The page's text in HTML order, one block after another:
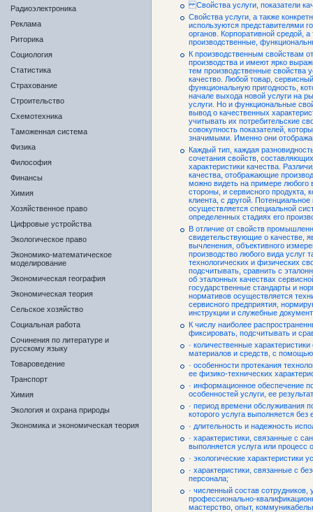
Радиоэлектроника
Реклама
Риторика
Социология
Статистика
Страхование
Строительство
Схемотехника
Таможенная система
Физика
Философия
Финансы
Химия
Хозяйственное право
Цифровые устройства
Экологическое право
Экономико-математическое
моделирование
Экономическая география
Экономическая теория
Сельское хозяйство
Социальная работа
Сочинения по литературе и
русскому языку
Товароведение
Транспорт
Химия
Экология и охрана природы
Экономика и экономическая теория
Свойства услуги, показатели
Свойства услуги, а также
используются представителями
органов. Корпоративной средой,
производственные,
К производственным свойствам
производства и имеют ярко
тем производственные свойства
качество. Любой товар,
функциональную пригодность,
начале выхода новой услуги на
услуги. Но и функциональные
вывод о качественных
учитывать их потребительские
совокупность показателей,
значимыми. Именно они
Каждый тип, каждая
сочетания свойств,
характеристики качества.
качества, отображающие
можно видеть на примере любого
стороны, и сервисного продукта,
клиента, с другой.
осуществляется специальной
определенных стадиях его
В отличие от свойств
свидетельствующие о качестве,
вычленения, объективного
производство любого вида услуг
технологических и физических
подсчитывать, сравнить с
об эталонных качествах
государственные стандарты и
нормативов осуществляется
сервисного предприятия,
инструкции и служебные
К числу наиболее
фиксировать, подсчитывать и
· количественные
материалов и средств, с
· особенности протекания
ее физико-технических
· информационное обеспечение
особенностей услуги, ее
· период времени обслуживания
которого услуга выполняется без
· длительность и надежность
· характеристики, связанные с
выполняется услуга или процесс
· экологические характеристики
· характеристики, связанные с
персонала;
· численный состав
профессионально-
мастерство, опыт,